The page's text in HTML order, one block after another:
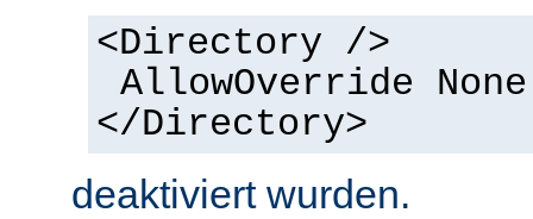
<Directory />
AllowOverride None
</Directory>
deaktiviert wurden.